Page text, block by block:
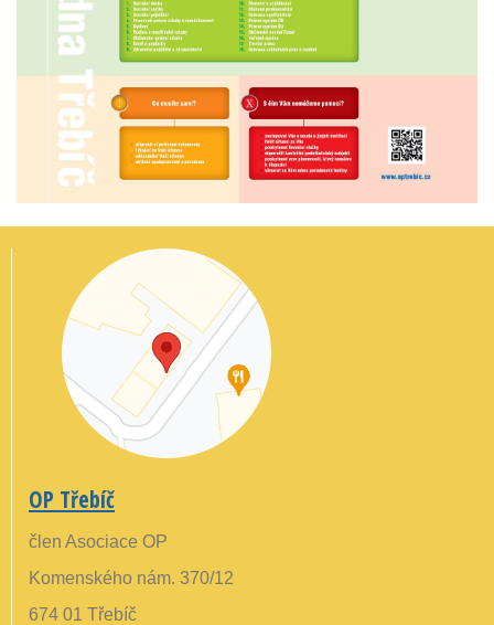
OP Třebíč
člen Asociace OP
Komenského nám. 370/12
674 01 Třebíč